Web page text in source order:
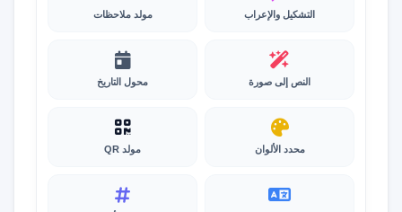
التشكيل والإعراب مولد ملاحظات
النص إلى صورة محول التاريخ
محدد الألوان مولد QR